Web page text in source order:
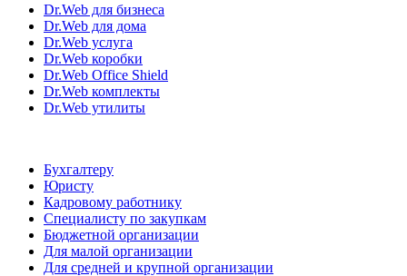
Dr.Web для бизнеса
Dr.Web для дома
Dr.Web услуга
Dr.Web коробки
Dr.Web Office Shield
Dr.Web комплекты
Dr.Web утилиты
Бухгалтеру
Юристу
Кадровому работнику
Специалисту по закупкам
Бюджетной организации
Для малой организации
Для средней и крупной организации